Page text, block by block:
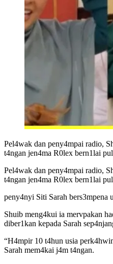
Pel4wak dan peny4mpai radio,
t4ngan jen4ma R0lex bern1lai
Pel4wak dan peny4mpai radio,
t4ngan jen4ma R0lex bern1lai
peny4nyi Siti Sarah bers3mpena
Shuib meng4kui ia mervpakan
diber1kan kepada Sarah
“H4mpir 10 t4hun usia
Sarah mem4kai j4m t4ngan.